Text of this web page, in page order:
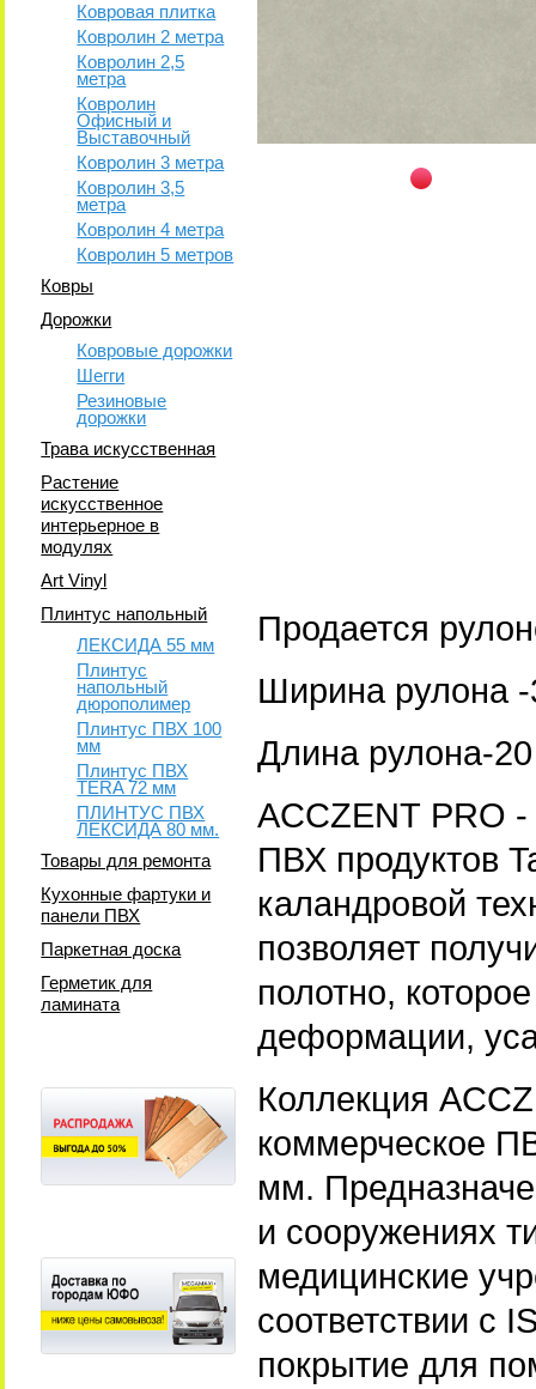
Ковровая плитка
Ковролин 2 метра
Ковролин 2,5
метра
Ковролин
Офисный и
Выставочный
Ковролин 3 метра
Ковролин 3,5
метра
Ковролин 4 метра
Ковролин 5 метров
Ковры
Дорожки
Ковровые дорожки
Шегги
Резиновые
дорожки
Трава искусственная
Растение
искусственное
интерьерное в
модулях
Art Vinyl
Плинтус напольный
ЛЕКСИДА 55 мм
Плинтус
напольный
дюрополимер
Плинтус ПВХ 100
мм
Плинтус ПВХ
TERA 72 мм
ПЛИНТУС ПВХ
ЛЕКСИДА 80 мм.
Товары для ремонта
Кухонные фартуки и
панели ПВХ
Паркетная доска
Герметик для
ламината
Продается
Ширина рулона
Длина рулона-20
ACCZENT PRO
ПВХ продуктов
каландровой
позволяет
полотно,
деформации,
Коллекция
коммерческое
мм.
и сооружениях
медицинские
соответствии с
покрытие для